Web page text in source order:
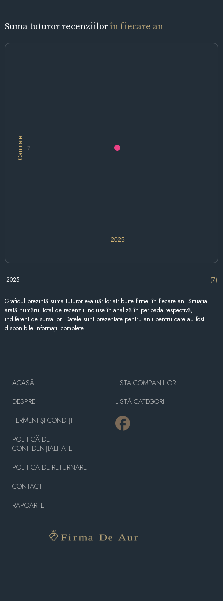
Suma tuturor recenziilorîn fiecare an
Cantitate
2025
7
2025 (7)
Graficul prezintă suma tuturor evaluărilor atribuite firmei în fiecare an. Situația
arată numărul total de recenzii incluse în analiză în perioada respectivă,
indiferent de sursa lor. Datele sunt prezentate pentru anii pentru care au fost
disponibile informații complete.
ACASĂ
DESPRE
TERMENI ȘI CONDIȚII
POLITICĂ DE
CONFIDENȚIALITATE
POLITICA DE RETURNARE
CONTACT
RAPOARTE
LISTA COMPANIILOR
LISTĂ CATEGORII